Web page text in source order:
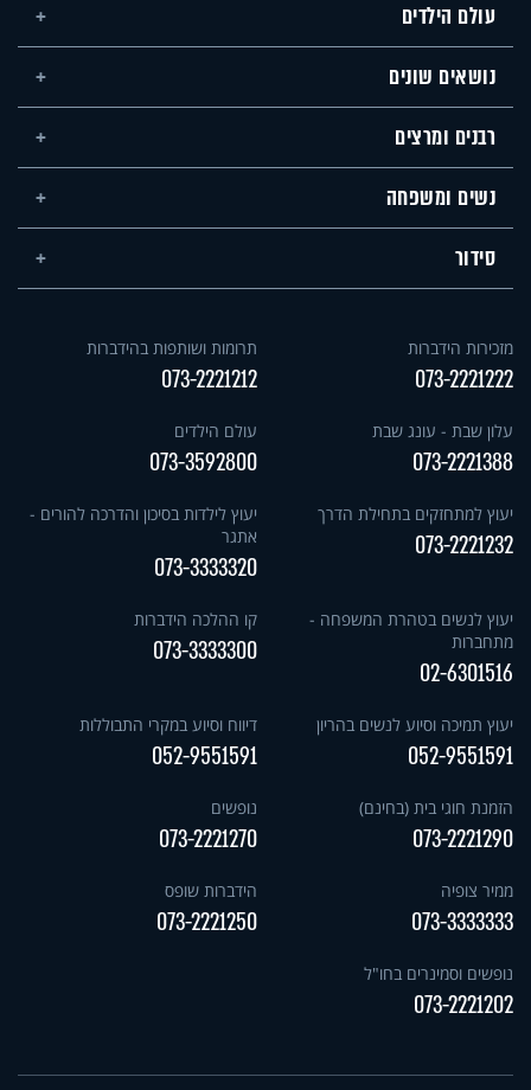
עולם הילדים
נושאים שונים
רבנים ומרצים
נשים ומשפחה
סידור
מזכירות הידברות
073-2221222
תרומות ושותפות בהידברות
073-2221212
עלון שבת - עונג שבת
073-2221388
עולם הילדים
073-3592800
יעוץ למתחזקים בתחילת הדרך
073-2221232
יעוץ לילדות בסיכון והדרכה להורים -
אתגר
073-3333320
יעוץ לנשים בטהרת המשפחה -
מתחברות
02-6301516
קו ההלכה הידברות
073-3333300
יעוץ תמיכה וסיוע לנשים בהריון
052-9551591
דיווח וסיוע במקרי התבוללות
052-9551591
הזמנת חוגי בית (בחינם)
073-2221290
נופשים
073-2221270
ממיר צופיה
073-3333333
הידברות שופס
073-2221250
נופשים וסמינרים בחו"ל
073-2221202